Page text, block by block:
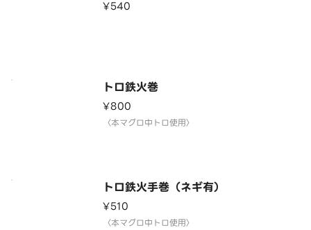
¥540
トロ鉄火巻
¥800
〈本マグロ中トロ使用〉
トロ鉄火手巻（ネギ有）
¥510
〈本マグロ中トロ使用〉